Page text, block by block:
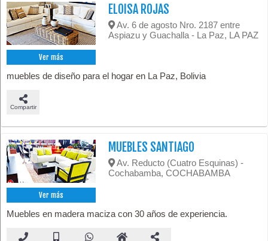
Ver más
ELOISA ROJAS
Av. 6 de agosto Nro. 2187 entre
Aspiazu y Guachalla - La Paz, LA PAZ
muebles de diseño para el hogar en La Paz, Bolivia
Compartir
Ver más
MUEBLES SANTIAGO
Av. Reducto (Cuatro Esquinas) -
Cochabamba, COCHABAMBA
Muebles en madera maciza con 30 años de experiencia.